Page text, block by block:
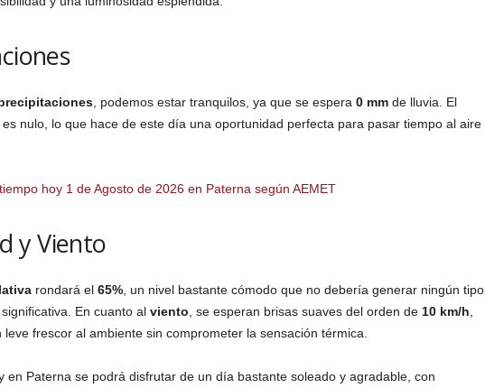
, podemos estar tranquilos, ya que se espera 0 mmde lluvia. El
nulo, lo que hace de este día una oportunidad perfecta para pasar tiempo al aire
hoy 1 de Agosto de 2026 en Paterna según AEMET
y Viento
rondará el 65%, un nivel bastante cómodo que no debería generar ningún tipo
En cuanto al viento, se esperan brisas suaves del orden de 10 km/h,
leve frescor al ambiente sin comprometer la sensación térmica.
en Paterna se podrá disfrutar de un día bastante soleado y agradable, con